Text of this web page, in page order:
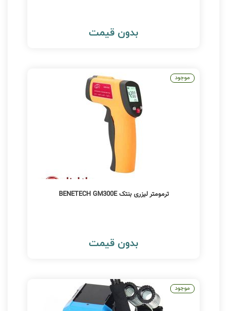
بدون قیمت
ترمومتر لیزری بنتک BENETECH GM300E
بدون قیمت
موجود
موجود